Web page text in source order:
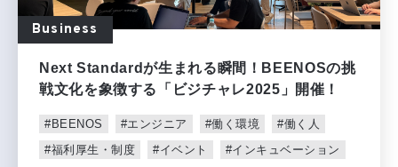
Business
Next Standardが生まれる瞬間！BEENOSの挑
戦文化を象徴する「ビジチャレ2025」開催！
#BEENOS #エンジニア #働く環境
#働く人
#福利厚生・制度
#イベント #インキュベーション